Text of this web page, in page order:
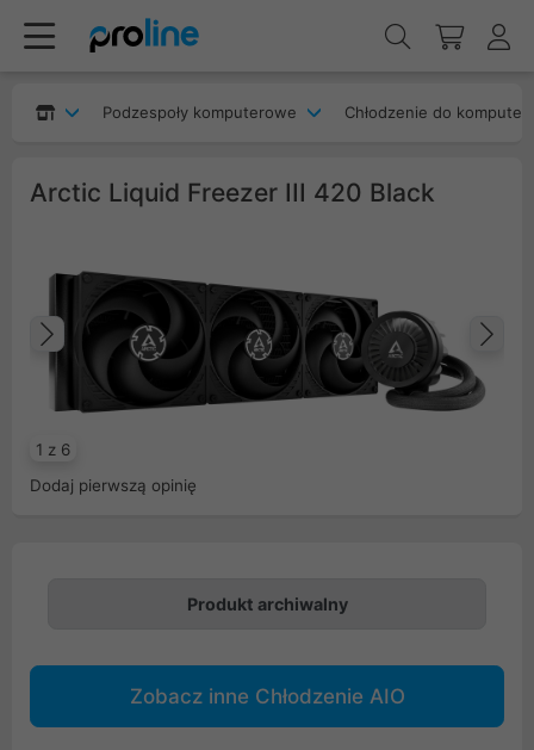
Podzespoły komputerowe Chłodzenie do
Arctic Liquid Freezer III 420 Black
1 z 6
Poprzedni
Dodaj pierwszą opinię
Produkt archiwalny
Zobacz inne Chłodzenie AIO